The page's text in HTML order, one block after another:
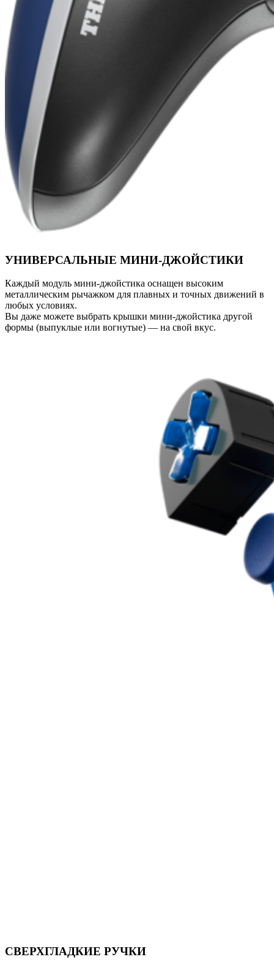
УНИВЕРСАЛЬНЫЕ МИНИ-ДЖОЙСТИКИ
Каждый модуль мини-джойстика оснащен высоким
металлическим рычажком для плавных и точных движений в
любых условиях.
Вы даже можете выбрать крышки мини-джойстика другой
формы (выпуклые или вогнутые) — на свой вкус.
СВЕРХГЛАДКИЕ РУЧКИ